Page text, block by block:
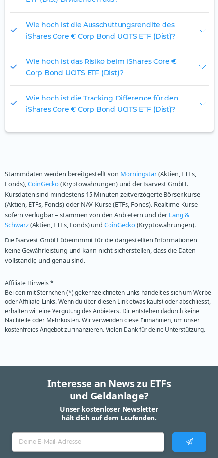
Wie hoch ist die Ausschüttungsrendite des
iShares Core € Corp Bond UCITS ETF (Dist)?
Wie hoch ist das Risiko beim iShares Core €
Corp Bond UCITS ETF (Dist)?
Wie hoch ist die Tracking Difference für den
iShares Core € Corp Bond UCITS ETF (Dist)?
Stammdaten werden bereitgestellt von Morningstar(Aktien, ETFs,
Fonds),CoinGecko(Kryptowährungen) und der Isarvest GmbH.
Kursdaten sind mindestens 15 Minuten zeitverzögerte Börsenkurse
(Aktien, ETFs, Fonds) oder NAV-Kurse (ETFs, Fonds). Realtime-Kurse –
sofern verfügbar – stammen von den Anbietern und der Lang &
Schwarz(Aktien, ETFs, Fonds) und CoinGecko(Kryptowährungen).
Die Isarvest GmbH übernimmt für die dargestellten Informationen
keine Gewährleistung und kann nicht sicherstellen, dass die Daten
vollständig und genau sind.
Affiliate Hinweis *
Bei den mit Sternchen (*) gekennzeichneten Links handelt es sich um Werbe-
oder Affiliate-Links. Wenn du über diesen Link etwas kaufst oder abschliesst,
erhalten wir eine Vergütung des Anbieters. Dir entstehen dadurch keine
Nachteile oder Mehrkosten. Wir verwenden diese Einnahmen, um unser
kostenfreies Angebot zu finanzieren. Vielen Dank für deine Unterstützung.
Interesse an News zu ETFs
und Geldanlage?
Unser kostenloser Newsletter
hält dich auf dem Laufenden.